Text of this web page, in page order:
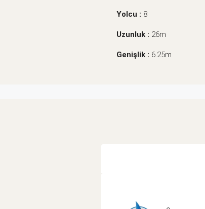
Yolcu : 8
Uzunluk : 26m
Genişlik : 6.25m